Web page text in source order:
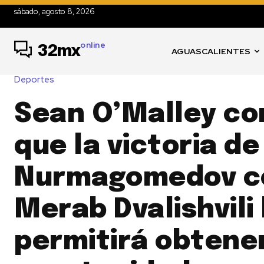
sábado, agosto 8, 2026
32mxonline
AGUASCALIENTES
Deportes
Sean O’Malley
que la victoria de
Nurmagomedov
Merab Dvalishvili
permitirá